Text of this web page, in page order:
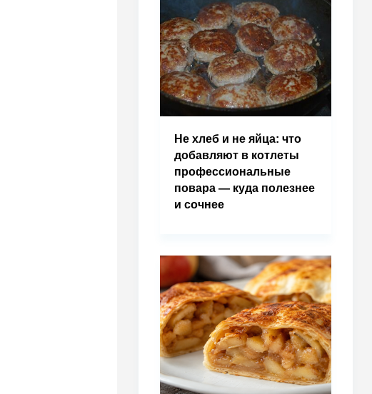
Не хлеб и не яйца: что
добавляют в котлеты
профессиональные
повара — куда полезнее
и сочнее